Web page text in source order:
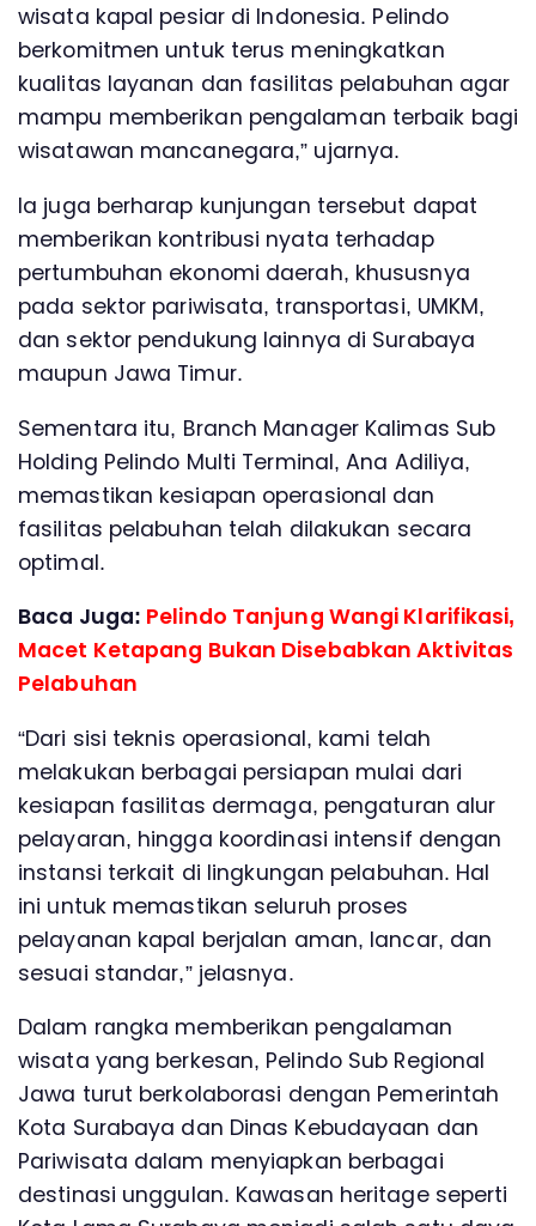
wisata kapal pesiar di Indonesia. Pelindo
berkomitmen untuk terus meningkatkan
kualitas layanan dan fasilitas pelabuhan agar
mampu memberikan pengalaman terbaik bagi
wisatawan mancanegara,” ujarnya.
Ia juga berharap kunjungan tersebut dapat
memberikan kontribusi nyata terhadap
pertumbuhan ekonomi daerah, khususnya
pada sektor pariwisata, transportasi, UMKM,
dan sektor pendukung lainnya di Surabaya
maupun Jawa Timur.
Sementara itu, Branch Manager Kalimas Sub
Holding Pelindo Multi Terminal, Ana Adiliya,
memastikan kesiapan operasional dan
fasilitas pelabuhan telah dilakukan secara
optimal.
Baca Juga: Pelindo Tanjung Wangi Klarifikasi,
Macet Ketapang Bukan Disebabkan Aktivitas
Pelabuhan
“Dari sisi teknis operasional, kami telah
melakukan berbagai persiapan mulai dari
kesiapan fasilitas dermaga, pengaturan alur
pelayaran, hingga koordinasi intensif dengan
instansi terkait di lingkungan pelabuhan. Hal
ini untuk memastikan seluruh proses
pelayanan kapal berjalan aman, lancar, dan
sesuai standar,” jelasnya.
Dalam rangka memberikan pengalaman
wisata yang berkesan, Pelindo Sub Regional
Jawa turut berkolaborasi dengan Pemerintah
Kota Surabaya dan Dinas Kebudayaan dan
Pariwisata dalam menyiapkan berbagai
destinasi unggulan. Kawasan heritage seperti